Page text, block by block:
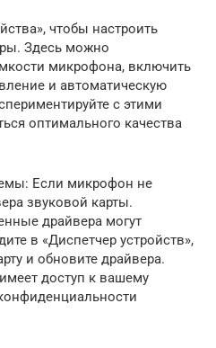
чтобы настроить
Здесь можно
микрофона, включить
и автоматическую
с этими
оптимального качества
Если микрофон не
звуковой карты.
драйвера могут
в «Диспетчер устройств»,
и обновите драйвера.
доступ к вашему